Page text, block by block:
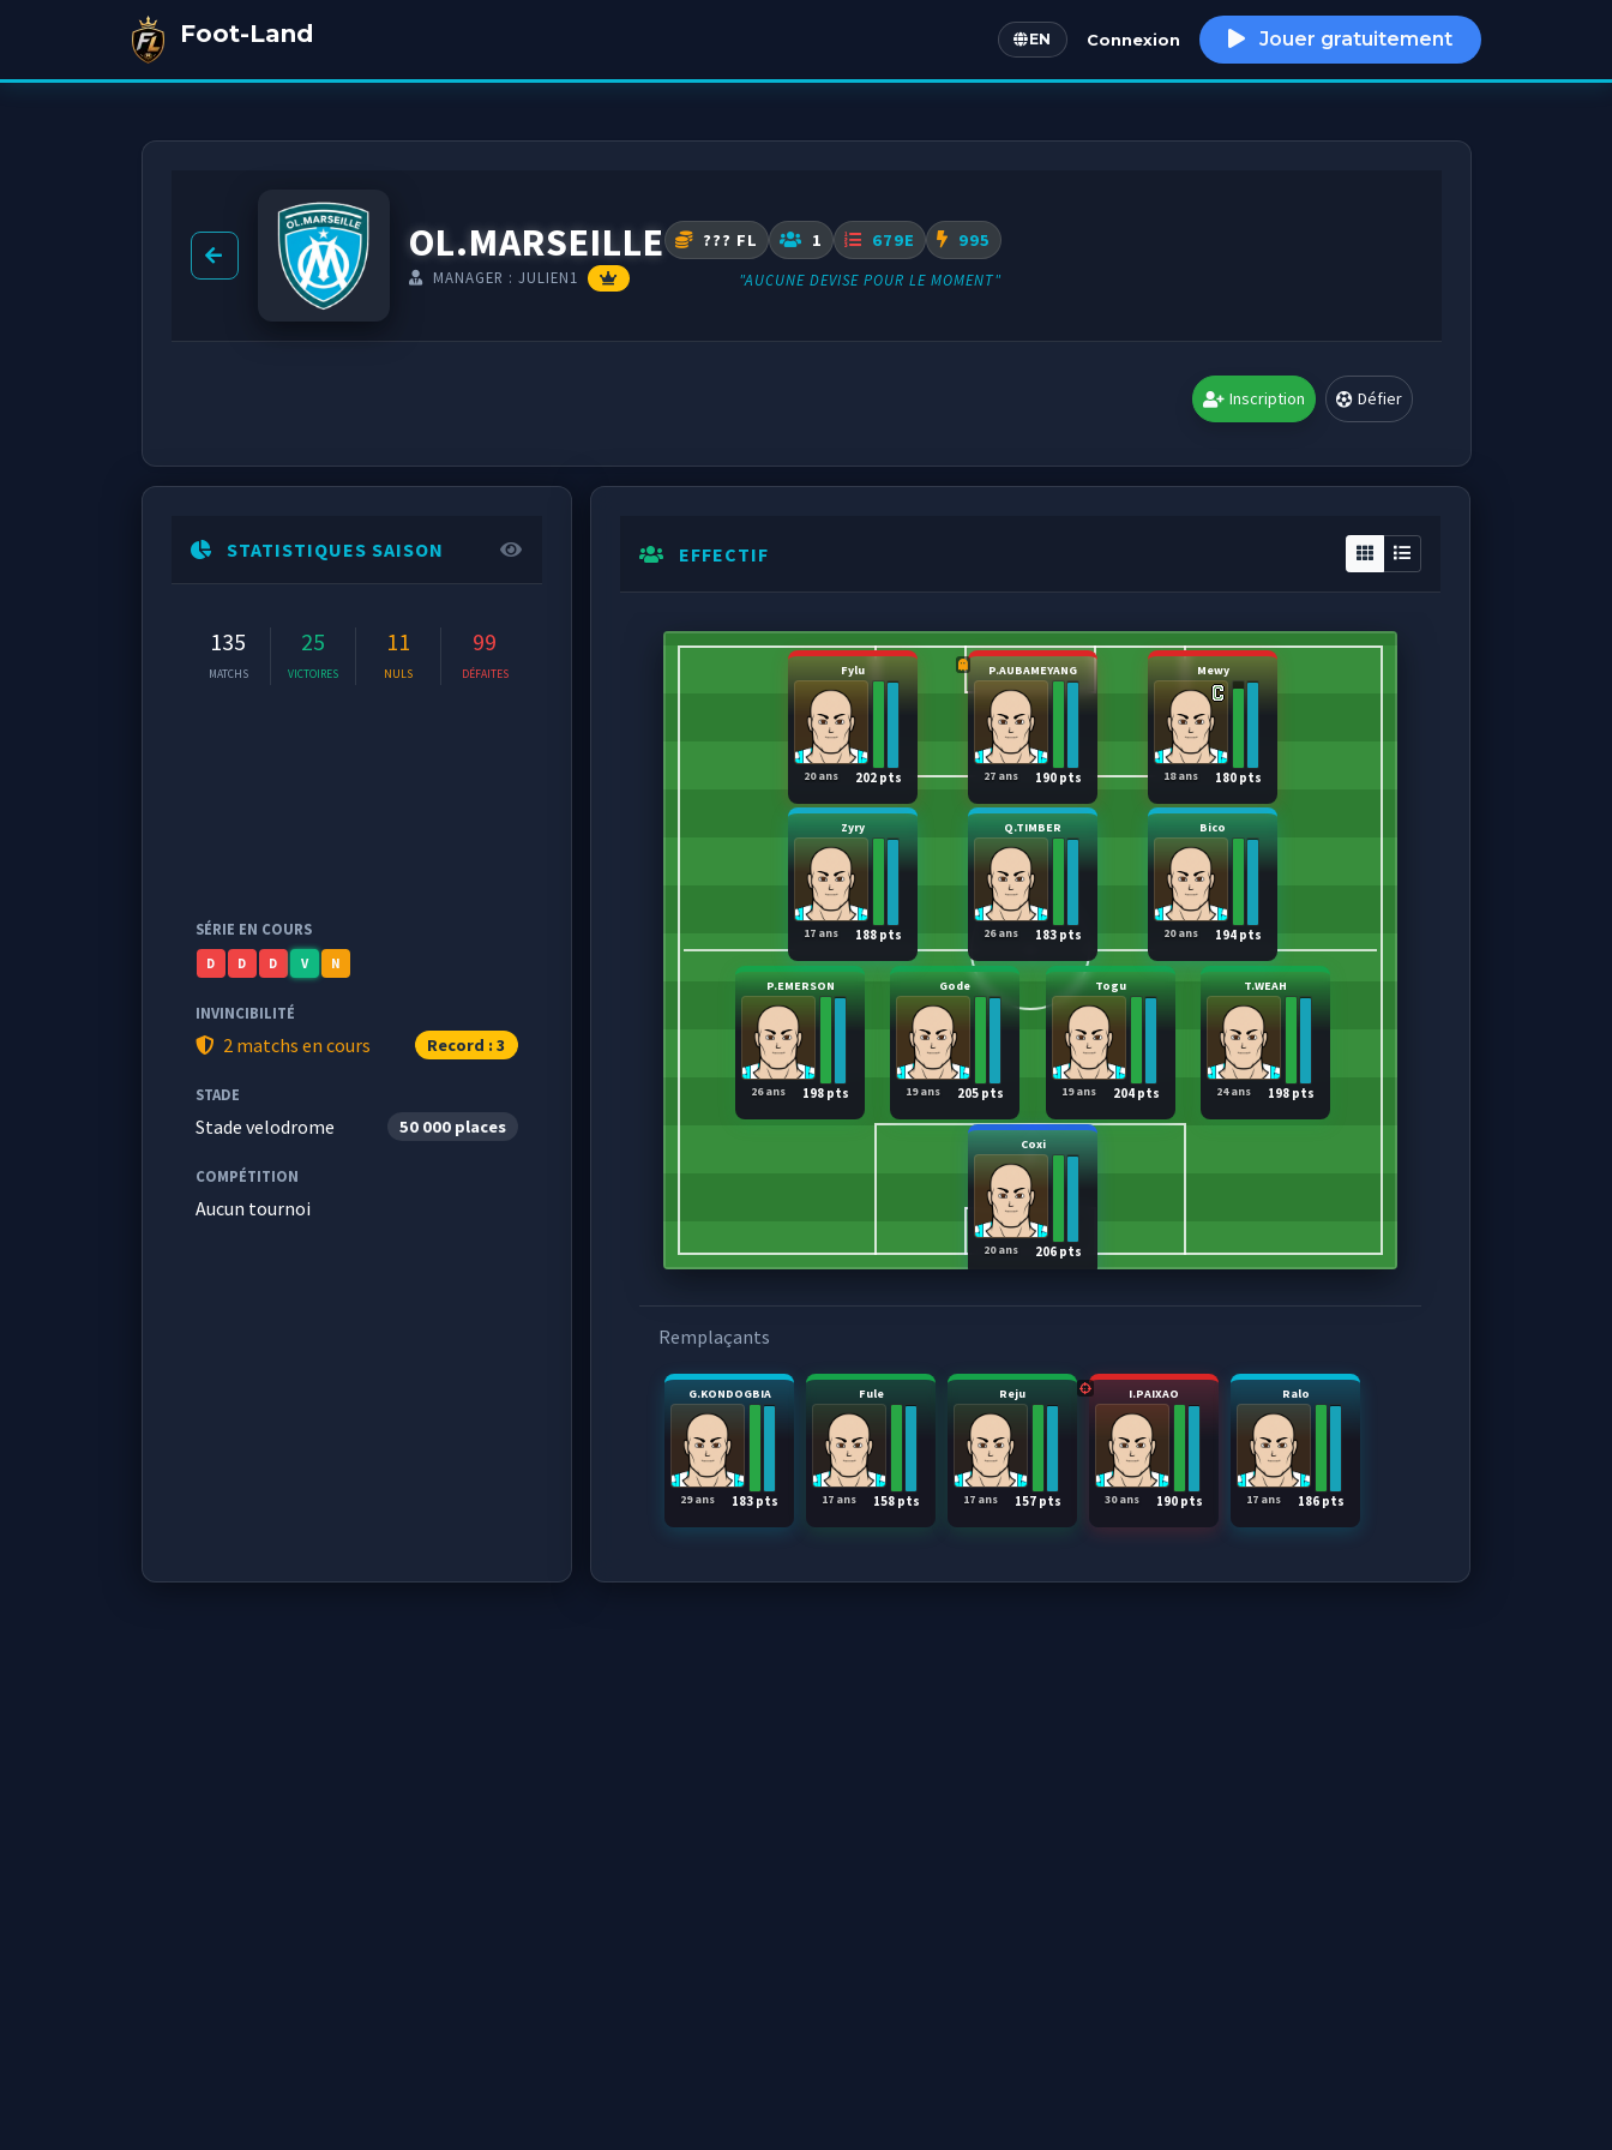
Foot-Land EN
English Connexion Jouer gratuitement
OL.MARSEILLE
MANAGER : JULIEN1
??? FL 1 679E 995
"AUCUNE DEVISE POUR LE MOMENT"
Inscription Défier
STATISTIQUES SAISON
135
MATCHS
25
VICTOIRES
11
NULS
99
DÉFAITES
SÉRIE EN COURS
D D D V N
INVINCIBILITÉ
2 matchs en cours Record : 3
STADE
Stade velodrome 50 000 places
COMPÉTITION
Aucun tournoi
EFFECTIF
Coxi
206 pts
20 ans
P.EMERSON
198 pts
26 ans
Gode
205 pts
19 ans
Togu
204 pts
19 ans
T.WEAH
198 pts
24 ans
Zyry
188 pts
17 ans
Q.TIMBER
183 pts
26 ans
Bico
194 pts
20 ans
Fylu
202 pts
20 ans
P.AUBAMEYANG
190 pts
27 ans
Mewy
180 pts
18 ans
Remplaçants
G.KONDOGBIA
183 pts
29 ans
Fule
158 pts
17 ans
Reju
157 pts
17 ans
I.PAIXAO
190 pts
30 ans
Ralo
186 pts
17 ans